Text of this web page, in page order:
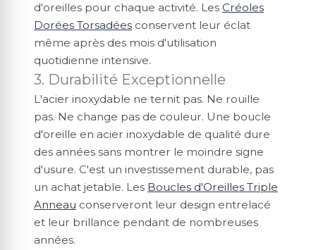
d'oreilles pour chaque activité. Les Créoles
Dorées Torsadées conservent leur éclat
même après des mois d'utilisation
quotidienne intensive.
3. Durabilité Exceptionnelle
L'acier inoxydable ne ternit pas. Ne rouille
pas. Ne change pas de couleur. Une boucle
d'oreille en acier inoxydable de qualité dure
des années sans montrer le moindre signe
d'usure. C'est un investissement durable, pas
un achat jetable. Les Boucles d'Oreilles Triple
Anneau conserveront leur design entrelacé
et leur brillance pendant de nombreuses
années.